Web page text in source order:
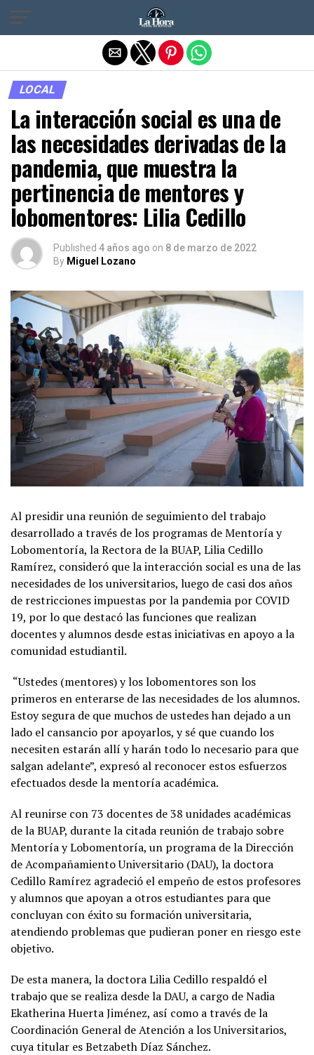
LOCAL
La interacción social es una de
las necesidades derivadas de la
pandemia, que muestra la
pertinencia de mentores y
lobomentores: Lilia Cedillo
Published 4 años ago on 8 de marzo de 2022
By Miguel Lozano
Al presidir una reunión de seguimiento del trabajo
desarrollado a través de los programas de Mentoría y
Lobomentoría, la Rectora de la BUAP, Lilia Cedillo
Ramírez, consideró que la interacción social es una de las
necesidades de los universitarios, luego de casi dos años
de restricciones impuestas por la pandemia por COVID
19, por lo que destacó las funciones que realizan
docentes y alumnos desde estas iniciativas en apoyo a la
comunidad estudiantil.
“Ustedes (mentores) y los lobomentores son los
primeros en enterarse de las necesidades de los alumnos.
Estoy segura de que muchos de ustedes han dejado a un
lado el cansancio por apoyarlos, y sé que cuando los
necesiten estarán allí y harán todo lo necesario para que
salgan adelante”, expresó al reconocer estos esfuerzos
efectuados desde la mentoría académica.
Al reunirse con 73 docentes de 38 unidades académicas
de la BUAP, durante la citada reunión de trabajo sobre
Mentoría y Lobomentoría, un programa de la Dirección
de Acompañamiento Universitario (DAU), la doctora
Cedillo Ramírez agradeció el empeño de estos profesores
y alumnos que apoyan a otros estudiantes para que
concluyan con éxito su formación universitaria,
atendiendo problemas que pudieran poner en riesgo este
objetivo.
De esta manera, la doctora Lilia Cedillo respaldó el
trabajo que se realiza desde la DAU, a cargo de Nadia
Ekatherina Huerta Jiménez, así como a través de la
Coordinación General de Atención a los Universitarios,
cuya titular es Betzabeth Díaz Sánchez.
Salir de la versión móvil